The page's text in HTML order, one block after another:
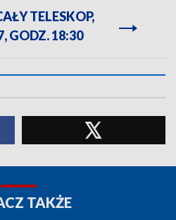
TELESKOP,
GODZ. 18:30
TAKŻE